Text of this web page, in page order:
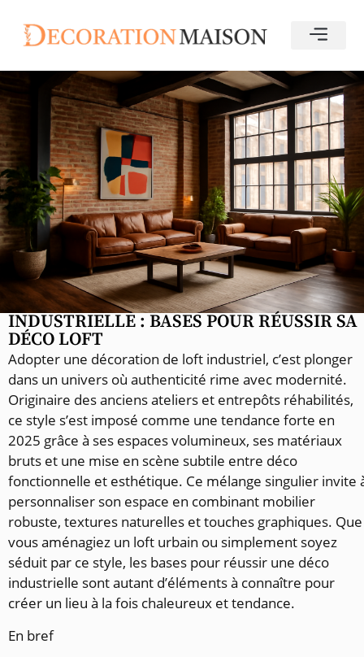
INDUSTRIELLE : BASES POUR RÉUSSIR SA
DÉCO LOFT
Adopter une décoration de loft industriel, c’est plonger
dans un univers où authenticité rime avec modernité.
Originaire des anciens ateliers et entrepôts réhabilités,
ce style s’est imposé comme une tendance forte en
2025 grâce à ses espaces volumineux, ses matériaux
bruts et une mise en scène subtile entre déco
fonctionnelle et esthétique. Ce mélange singulier invite
personnaliser son espace en combinant mobilier
robuste, textures naturelles et touches graphiques. Que
vous aménagiez un loft urbain ou simplement soyez
séduit par ce style, les bases pour réussir une déco
industrielle sont autant d’éléments à connaître pour
créer un lieu à la fois chaleureux et tendance.
En bref